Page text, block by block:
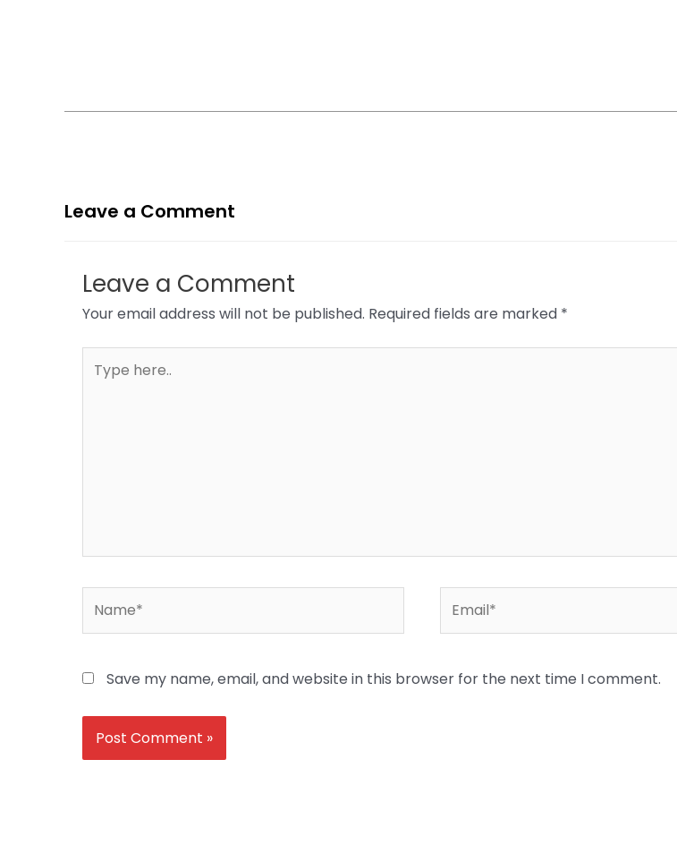
Leave a Comment
Leave a Comment
Your email address will not be published. Required fields are marked *
here..
Save my name, email, and website in this browser for the next time I comment.